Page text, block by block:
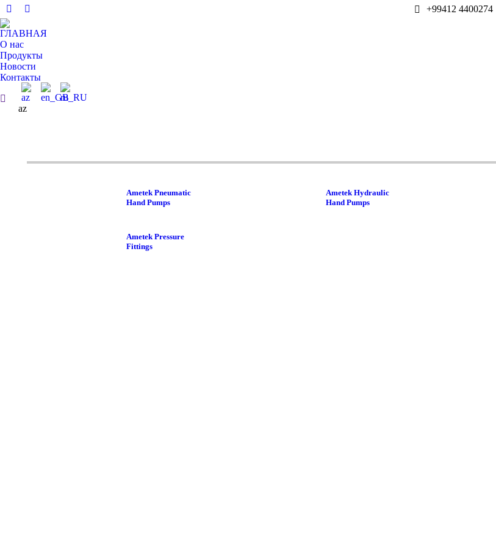
Facebook
page
opens
in
new
window
Linkedin
page
in
new
window
+99412 4400274
ГЛАВНАЯ
О нас
Продукты
Новости
Контакты
Поиск:
az
Ametek Pneumatic
Hand Pumps
Ametek Hydraulic
Hand Pumps
Ametek Pressure
Fittings